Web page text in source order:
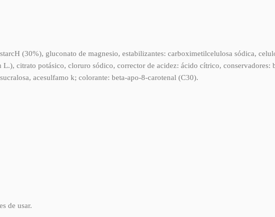
(30%), gluconato de magnesio, estabilizantes: carboximetilcelulosa sódica,
L.), citrato potásico, cloruro sódico, corrector de acidez: ácido cítrico, conservadores:
acesulfamo k; colorante: beta-apo-8-carotenal (C30).
de usar.